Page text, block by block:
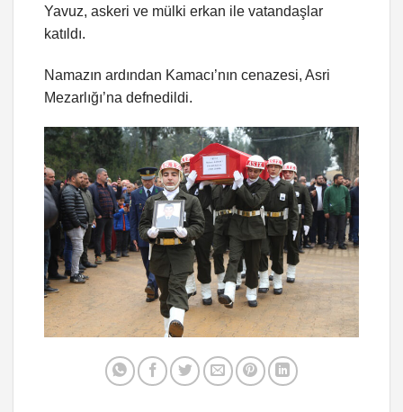
Yavuz, askeri ve mülki erkan ile vatandaşlar
katıldı.
Namazın ardından Kamacı’nın cenazesi, Asri
Mezarlığı’na defnedildi.